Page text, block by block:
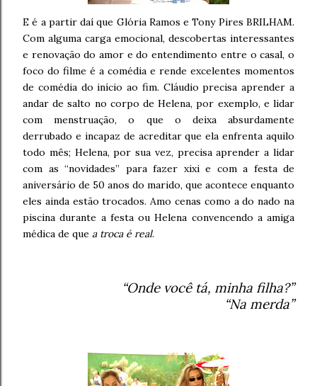
E é a partir daí que Glória Ramos e Tony Pires BRILHAM.
Com alguma carga emocional, descobertas interessantes
e renovação do amor e do entendimento entre o casal, o
foco do filme é a comédia e rende excelentes momentos
de comédia do início ao fim. Cláudio precisa aprender a
andar de salto no corpo de Helena, por exemplo, e lidar
com menstruação, o que o deixa absurdamente
derrubado e incapaz de acreditar que ela enfrenta aquilo
todo mês; Helena, por sua vez, precisa aprender a lidar
com as “novidades” para fazer xixi e com a festa de
aniversário de 50 anos do marido, que acontece enquanto
eles ainda estão trocados. Amo cenas como a do nado na
piscina durante a festa ou Helena convencendo a amiga
médica de que a troca é real.
“Onde você tá, minha filha?”
“Na merda”